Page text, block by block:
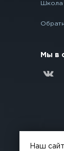
Школа
Мы в
Наш